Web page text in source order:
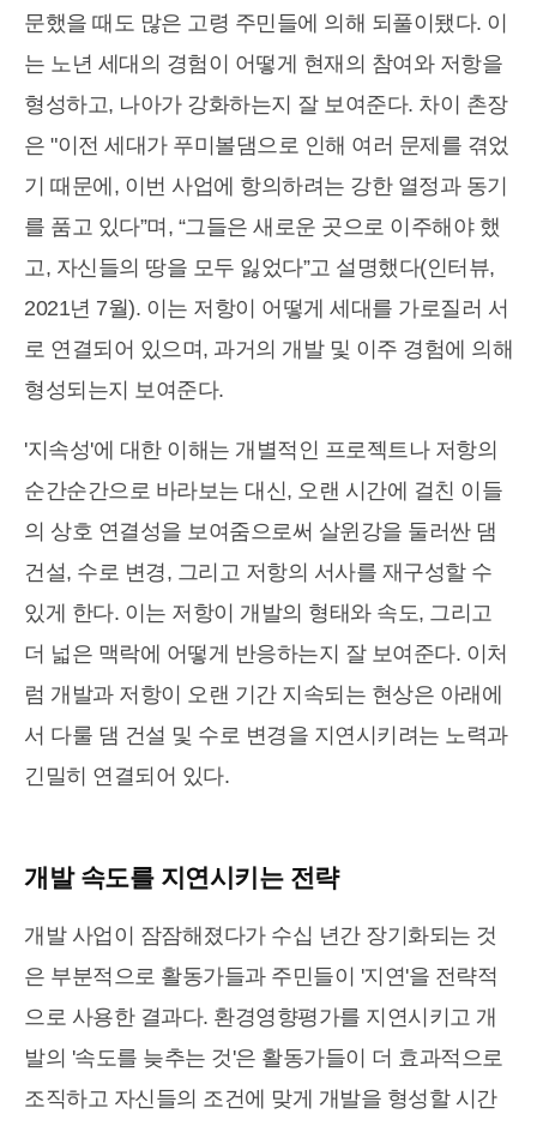
문했을 때도 많은 고령 주민들에 의해 되풀이됐다. 이
는 노년 세대의 경험이 어떻게 현재의 참여와 저항을
형성하고, 나아가 강화하는지 잘 보여준다. 차이 촌장
은 "이전 세대가 푸미볼댐으로 인해 여러 문제를 겪었
기 때문에, 이번 사업에 항의하려는 강한 열정과 동기
를 품고 있다”며, “그들은 새로운 곳으로 이주해야 했
고, 자신들의 땅을 모두 잃었다”고 설명했다(인터뷰,
2021년 7월). 이는 저항이 어떻게 세대를 가로질러 서
로 연결되어 있으며, 과거의 개발 및 이주 경험에 의해
형성되는지 보여준다.
'지속성'에 대한 이해는 개별적인 프로젝트나 저항의
순간순간으로 바라보는 대신, 오랜 시간에 걸친 이들
의 상호 연결성을 보여줌으로써 살윈강을 둘러싼 댐
건설, 수로 변경, 그리고 저항의 서사를 재구성할 수
있게 한다. 이는 저항이 개발의 형태와 속도, 그리고
더 넓은 맥락에 어떻게 반응하는지 잘 보여준다. 이처
럼 개발과 저항이 오랜 기간 지속되는 현상은 아래에
서 다룰 댐 건설 및 수로 변경을 지연시키려는 노력과
긴밀히 연결되어 있다.
개발 속도를 지연시키는 전략
개발 사업이 잠잠해졌다가 수십 년간 장기화되는 것
은 부분적으로 활동가들과 주민들이 '지연'을 전략적
으로 사용한 결과다. 환경영향평가를 지연시키고 개
발의 '속도를 늦추는 것'은 활동가들이 더 효과적으로
조직하고 자신들의 조건에 맞게 개발을 형성할 시간